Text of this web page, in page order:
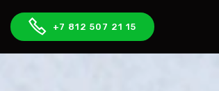
+7 812 507 21 15